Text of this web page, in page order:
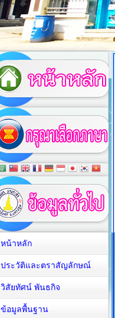
หน้าหลัก
ประวัติและตราสัญลักษณ์
วิสัยทัศน์ พันธกิจ
ข้อมูลพื้นฐาน